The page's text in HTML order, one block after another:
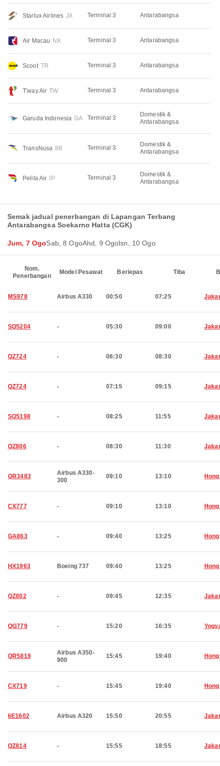
Starlux Airlines JX Terminal 3 Antarabangsa
Air Macau NX Terminal 3 Antarabangsa
Scoot TR Terminal 3 Antarabangsa
T'way Air TW Terminal 3 Antarabangsa
Garuda Indonesia GA Terminal 3
Domestik &
Antarabangsa
TransNusa 8B Terminal 3
Domestik &
Antarabangsa
Pelita Air IP Terminal 3
Domestik &
Antarabangsa
Semak jadual penerbangan di Lapangan Terbang
Antarabangsa Soekarno Hatta (CGK)
Jum, 7 OgoSab, 8 OgoAhd, 9 OgoIsn, 10 Ogo
Nom.
Penerbangan
Model Pesawat Berlepas Tiba
MS978 Airbus A330 00:50 07:25
SQ5204 - 05:30 09:00
QZ724 - 06:30 08:30
QZ724 - 07:15 09:15
SQ5198 - 08:25 11:55
QZ806 - 08:30 11:30
QR3483
Airbus A330-
300
09:10 13:10
CX777 - 09:10 13:10
GA863 - 09:40 13:25
HX1963 Boeing 737 09:40 13:25
QZ802 - 09:45 12:35
QG779 - 15:20 16:35
QR5819
Airbus A350-
900
15:45 19:40
CX719 - 15:45 19:40
6E1602 Airbus A320 15:50 20:55
QZ814 - 15:55 18:55